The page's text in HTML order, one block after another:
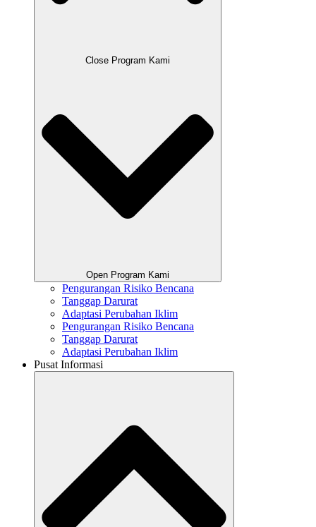
Close Program Kami
Open Program Kami
Pengurangan Risiko Bencana
Tanggap Darurat
Adaptasi Perubahan Iklim
Pengurangan Risiko Bencana
Tanggap Darurat
Adaptasi Perubahan Iklim
Pusat Informasi